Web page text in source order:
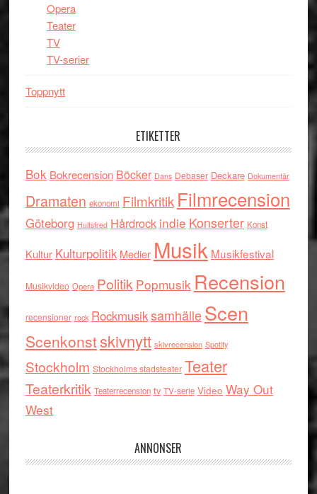
Opera
Teater
TV
TV-serier
Toppnytt
ETIKETTER
Bok Bokrecension Böcker Dans Debaser Deckare Dokumentär
Dramaten ekonomi Filmkritik Filmrecension
Göteborg Hultsfred Hårdrock indie Konserter Konst
Kultur Kulturpolitik Medier Musik Musikfestival
Musikvideo Opera Politik Popmusik Recension
recensioner rock RockmusiksamhälleScen
Scenkonstskivnytt skivrecension Spotify
Stockholm Stockholms stadsteater Teater
Teaterkritik Teaterrecension tv TV-serie Video Way Out
West
ANNONSER